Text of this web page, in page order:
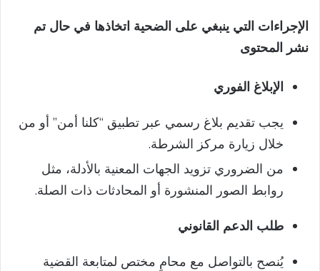
الإجراءات التي ينبغي على الضحية اتخاذها في حال تم
نشر المحتوى
الإبلاغ الفوري
يجب تقديم بلاغ رسمي عبر تطبيق “كلنا أمن” أو من
خلال زيارة مركز الشرطة.
من الضروري تزويد الجهات المعنية بالأدلة، مثل
روابط الصور المنشورة أو المحادثات ذات الصلة.
طلب الدعم القانوني
يُنصح بالتواصل مع محامٍ مختص لمتابعة القضية